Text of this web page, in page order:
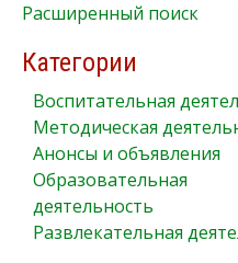
Расширенный поиск
Категории
Воспитательная
Методическая
Анонсы и объявления
Образовательная
деятельность
Развлекательная